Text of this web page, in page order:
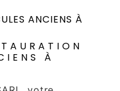
ANCIENS À
À